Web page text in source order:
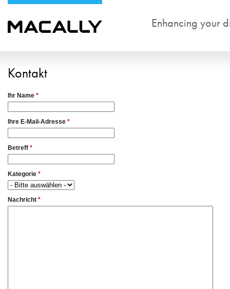
Enhancing your
Kontakt
Ihr Name *
Ihre E-Mail-Adresse *
Betreff *
Kategorie *
Nachricht *